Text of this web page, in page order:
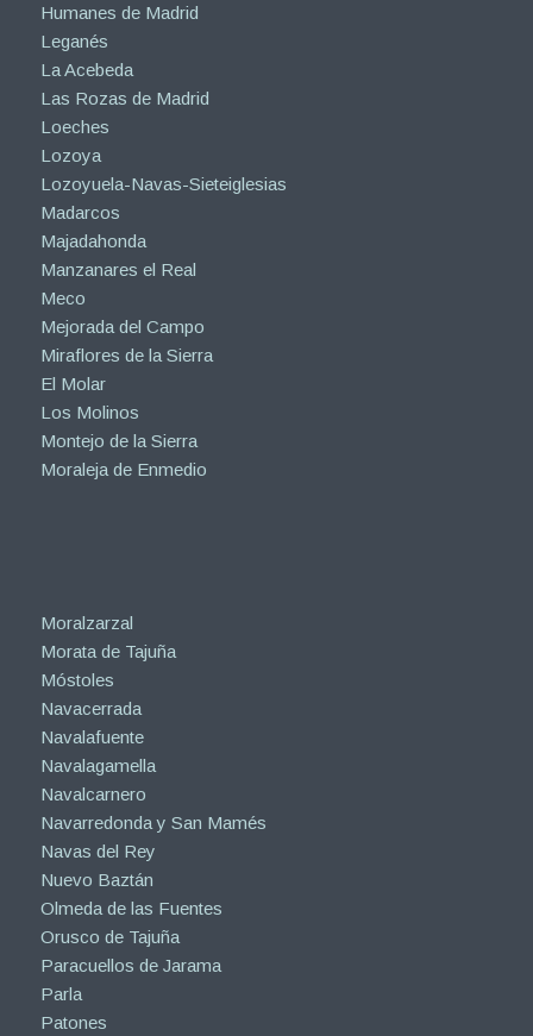
Humanes de Madrid
Leganés
La Acebeda
Las Rozas de Madrid
Loeches
Lozoya
Lozoyuela-Navas-Sieteiglesias
Madarcos
Majadahonda
Manzanares el Real
Meco
Mejorada del Campo
Miraflores de la Sierra
El Molar
Los Molinos
Montejo de la Sierra
Moraleja de Enmedio
Moralzarzal
Morata de Tajuña
Móstoles
Navacerrada
Navalafuente
Navalagamella
Navalcarnero
Navarredonda y San Mamés
Navas del Rey
Nuevo Baztán
Olmeda de las Fuentes
Orusco de Tajuña
Paracuellos de Jarama
Parla
Patones